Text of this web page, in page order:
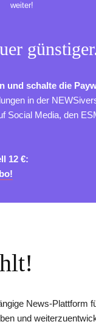
weiter!
und schalte die
in der
Social Media, den
12 €:
News-Plattform
und